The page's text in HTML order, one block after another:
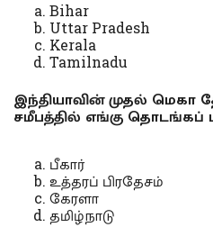
Bihar
Uttar Pradesh
Kerala
Tamilnadu
இந்தியாவின் முதல் மெகா
சமீபத்தில் எங்கு தொடங்கப்
பீகார்
உத்தரப் பிரதேசம்
கேரளா
தமிழ்நாடு